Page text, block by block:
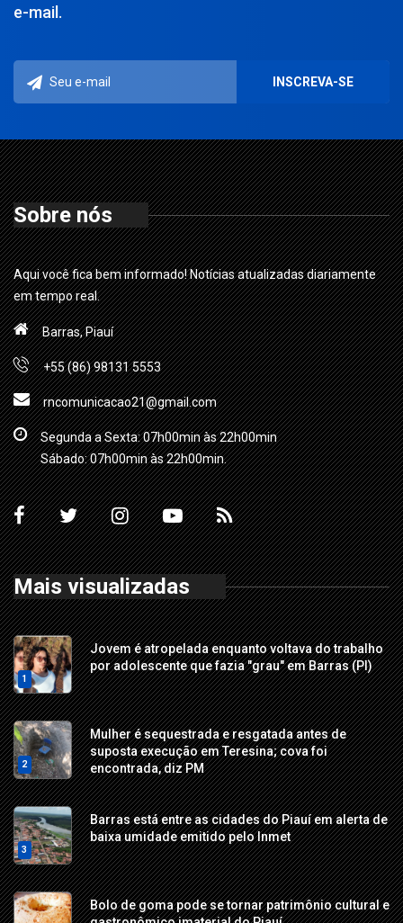
e-mail.
Sobre nós
Aqui você fica bem informado! Notícias atualizadas diariamente
em tempo real.
Barras, Piauí
+55 (86) 98131 5553
rncomunicacao21@gmail.com
Segunda a Sexta: 07h00min às 22h00min
Sábado: 07h00min às 22h00min.
Mais visualizadas
1
Jovem é atropelada enquanto voltava do trabalho
por adolescente que fazia "grau" em Barras (PI)
2
Mulher é sequestrada e resgatada antes de
suposta execução em Teresina; cova foi
encontrada, diz PM
3
Barras está entre as cidades do Piauí em alerta de
baixa umidade emitido pelo Inmet
Bolo de goma pode se tornar patrimônio cultural e